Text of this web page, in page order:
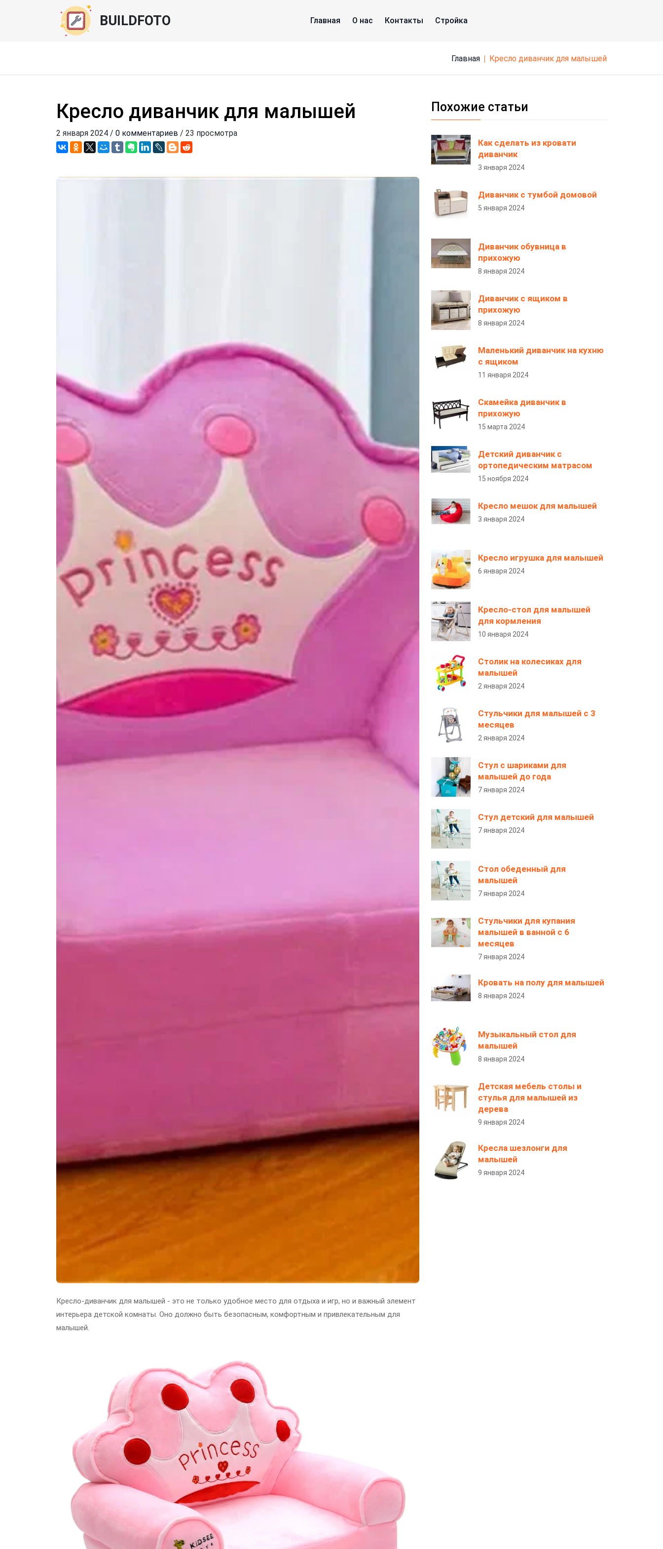
BUILDFOTO Главная О нас Контакты Стройка
Главная кресло диванчик для малышей
Кресло диванчик для малышей
2 января 2024 / 0 комментариев / 23 просмотра
Кресло-диванчик для малышей - это не только удобное место для отдыха и игр, но и важный элемент
интерьера детской комнаты. Оно должно быть безопасным, комфортным и привлекательным для
малышей.
Похожие статьи
Как сделать из кровати
диванчик
3 января 2024
Диванчик с тумбой домовой
5 января 2024
Диванчик обувница в
прихожую
8 января 2024
Диванчик с ящиком в
прихожую
8 января 2024
Маленький диванчик на кухню
с ящиком
11 января 2024
Скамейка диванчик в
прихожую
15 марта 2024
Детский диванчик с
ортопедическим матрасом
15 ноября 2024
Кресло мешок для малышей
3 января 2024
Кресло игрушка для малышей
6 января 2024
Кресло-стол для малышей
для кормления
10 января 2024
Столик на колесиках для
малышей
2 января 2024
Стульчики для малышей с 3
месяцев
2 января 2024
Стул с шариками для
малышей до года
7 января 2024
Стул детский для малышей
7 января 2024
Стол обеденный для
малышей
7 января 2024
Стульчики для купания
малышей в ванной с 6
месяцев
7 января 2024
Кровать на полу для малышей
8 января 2024
Музыкальный стол для
малышей
8 января 2024
Детская мебель столы и
стулья для малышей из
дерева
9 января 2024
Кресла шезлонги для
малышей
9 января 2024